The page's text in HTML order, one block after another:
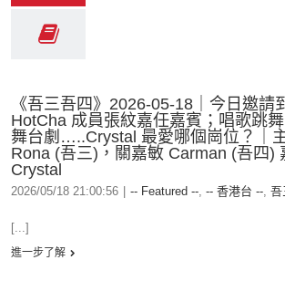
《吾三吾四》2026-05-18｜今日邀請
HotCha 成員張紋嘉任嘉賓；唱歌跳
舞台劇…..Crystal 最愛哪個崗位？｜
Rona (吾三)，關嘉敏 Carman (吾四)
Crystal
2026/05/18 21:00:56 -- Featured --, -- 香港台 --, 吾
[...]
進一步了解